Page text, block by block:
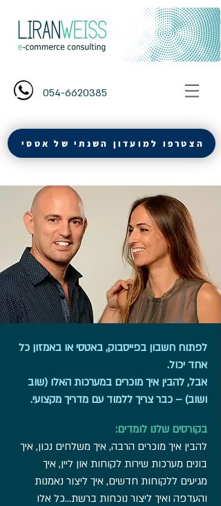
054-6620385
הצטרפו למועדון השנתי של אטסי
לפתוח חשבון בפייסבוק, באטסי או באמזון כל
אחד יכול.
אבל, להבין איך מוכרים במערכות האלו (שוב
ושוב) – כבר צריך ללמוד עם מדריך מקצועי.
בקורסים שלנו לומדים:
להבין איך מוכרים הרבה, איך משלחים נכון, איך
בונים מערכות שירות לקוחות און ליין, איך
מגיעים ללקוחות חדשים, איך ליצור נאמנות
והעדפה ואיך ליצור נוכחות ברשת...כל אלו